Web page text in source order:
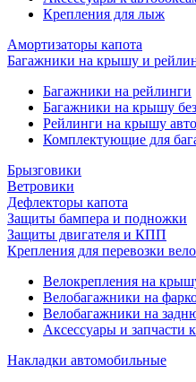
Крепления для лыж
Амортизаторы капота
Багажники на крышу и
Багажники на рейлинги
Багажники на крышу
Рейлинги на крышу
Комплектующие для
Брызговики
Ветровики
Дефлекторы капота
Защиты бампера и подножки
Защиты двигателя и КПП
Крепления для перевозки
Велокрепления на
Велобагажники на
Велобагажники на
Аксессуары и запчасти
Накладки автомобильные